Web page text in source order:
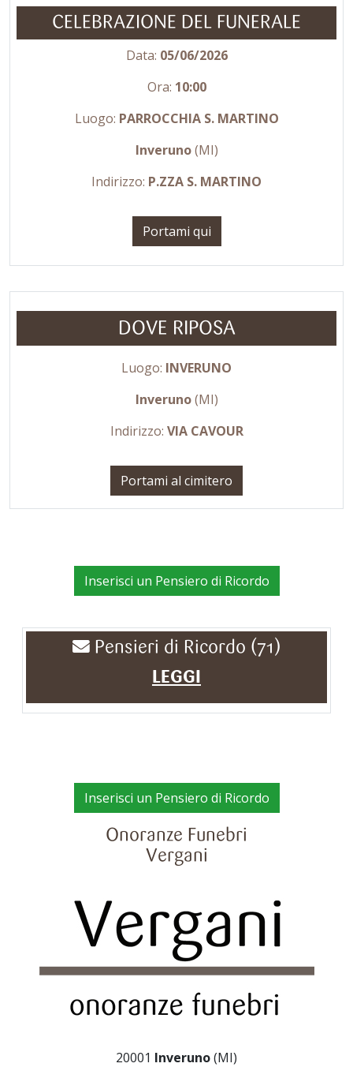
CELEBRAZIONE DEL FUNERALE
Data: 05/06/2026
Ora: 10:00
Luogo: PARROCCHIA S. MARTINO
Inveruno(MI)
Indirizzo: P.ZZA S. MARTINO
Portami qui
DOVE RIPOSA
Luogo: INVERUNO
Inveruno(MI)
Indirizzo: VIA CAVOUR
Portami al cimitero
Inserisci un Pensiero di Ricordo
Pensieri di Ricordo (71)
LEGGI
Inserisci un Pensiero di Ricordo
Onoranze Funebri
Vergani
20001 Inveruno(MI)